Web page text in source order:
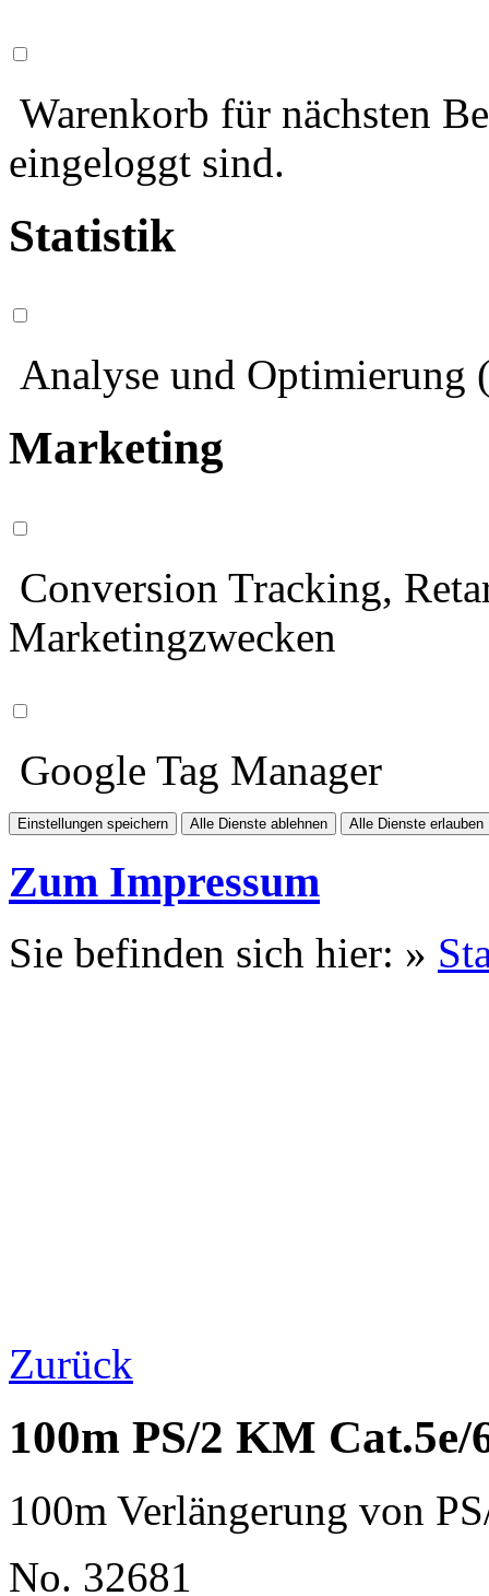
Warenkorb für nächsten
eingeloggt sind.
Statistik
Analyse und Optimierung
Marketing
Conversion Tracking,
Marketingzwecken
Google Tag Manager
Einstellungen speichern Alle Dienste ablehnen Alle Dienste erlauben
Zum Impressum
Sie befinden sich hier: »
Zurück
100m PS/2 KM
100m Verlängerung von
No. 32681